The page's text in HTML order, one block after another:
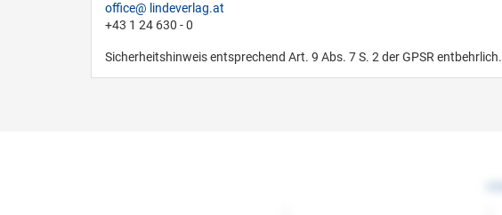
office
lindeverlag.at
+43 1 24 630 - 0
Sicherheitshinweis entsprechend Art. 9 Abs. 7 S. 2 der GPSR entbehrlich.